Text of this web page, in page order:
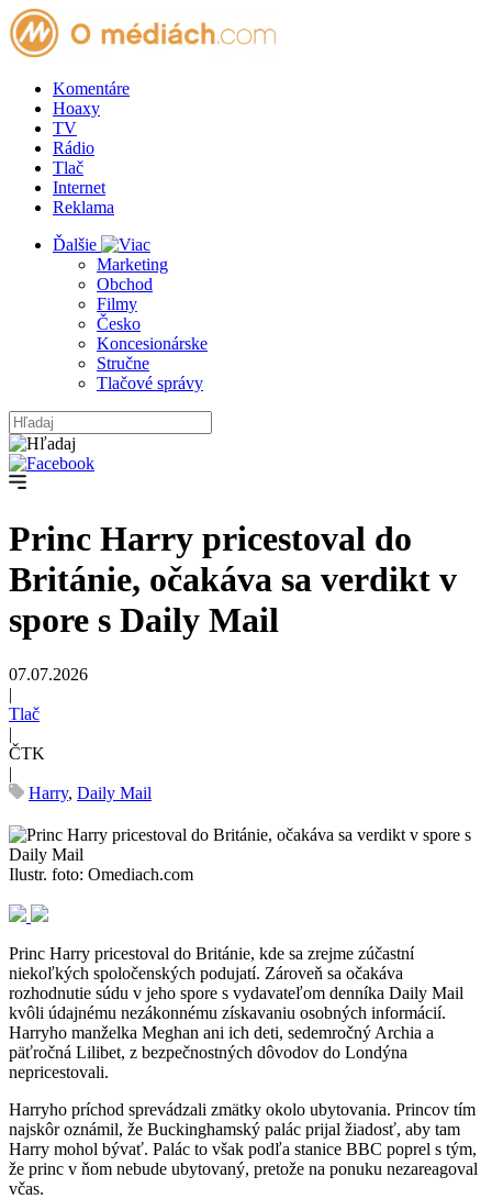
Komentáre
Hoaxy
TV
Rádio
Tlač
Internet
Reklama
Ďalšie
Marketing
Obchod
Filmy
Česko
Koncesionárske
Stručne
Tlačové správy
Princ Harry pricestoval do
Británie, očakáva sa verdikt v
spore s Daily Mail
07.07.2026
|
Tlač
|
ČTK
|
Harry, Daily Mail
Ilustr. foto: Omediach.com
Princ Harry pricestoval do Británie, kde sa zrejme zúčastní
niekoľkých spoločenských podujatí. Zároveň sa očakáva
rozhodnutie súdu v jeho spore s vydavateľom denníka Daily Mail
kvôli údajnému nezákonnému získavaniu osobných informácií.
Harryho manželka Meghan ani ich deti, sedemročný Archia a
päťročná Lilibet, z bezpečnostných dôvodov do Londýna
nepricestovali.
Harryho príchod sprevádzali zmätky okolo ubytovania. Princov tím
najskôr oznámil, že Buckinghamský palác prijal žiadosť, aby tam
Harry mohol bývať. Palác to však podľa stanice BBC poprel s tým,
že princ v ňom nebude ubytovaný, pretože na ponuku nezareagoval
včas.